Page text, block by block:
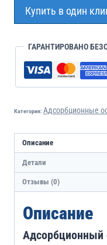
Купить в один
ГАРАНТИРОВАНО
Категория: Адсорбционные
Описание
Детали
Отзывы (0)
Описание
Адсорбционный